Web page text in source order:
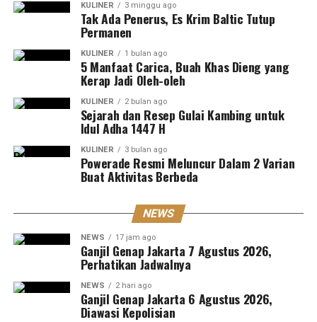
KULINER 3 minggu ago
Tak Ada Penerus, Es Krim Baltic Tutup
Permanen
KULINER 1 bulan ago
5 Manfaat Carica, Buah Khas Dieng yang
Kerap Jadi Oleh-oleh
KULINER 2 bulan ago
Sejarah dan Resep Gulai Kambing untuk
Idul Adha 1447 H
KULINER 3 bulan ago
Powerade Resmi Meluncur Dalam 2 Varian
Buat Aktivitas Berbeda
NEWS
NEWS 17 jam ago
Ganjil Genap Jakarta 7 Agustus 2026,
Perhatikan Jadwalnya
NEWS 2 hari ago
Ganjil Genap Jakarta 6 Agustus 2026,
Diawasi Kepolisian